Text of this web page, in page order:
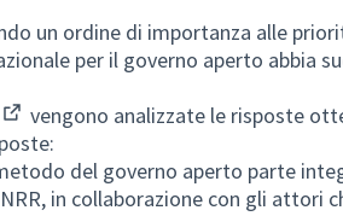
un ordine di importanza alle
per il governo aperto abbia
(Opens in new tab)
vengono analizzate le risposte
del governo aperto parte
in collaborazione con gli attori